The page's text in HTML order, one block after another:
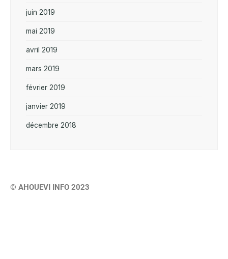
juin 2019
mai 2019
avril 2019
mars 2019
février 2019
janvier 2019
décembre 2018
© AHOUEVI INFO 2023